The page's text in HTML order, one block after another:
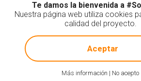
Tirar el papel al váter
Te damos la bienvenida a
Nuestra página web utiliza cookies
calidad del proyecto.
Más información | No acepto
! Not valid!
Aceptar